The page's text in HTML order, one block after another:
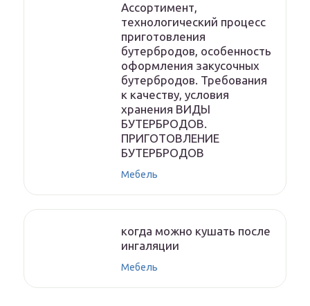
Ассортимент,
технологический процесс
приготовления
бутербродов, особенность
оформления закусочных
бутербродов. Требования
к качеству, условия
хранения ВИДЫ
БУТЕРБРОДОВ.
ПРИГОТОВЛЕНИЕ
БУТЕРБРОДОВ
Мебель
когда можно кушать после
ингаляции
Мебель